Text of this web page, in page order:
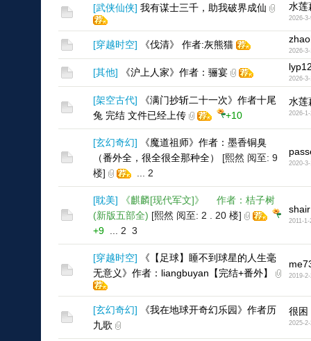
[武侠仙侠] 我有谋士三千，助我破界成仙 水莲
2026-3-
[穿越时空] 《伐清》 作者:灰熊猫
2026-
[其他] 《沪上人家》作者：骊宴
2026-3-
[架空古代]
《满门抄斩二十一次》作者十尾
兔 完结 文件已经上传
+10
水莲
2026-
[玄幻奇幻]
《魔道祖师》作者：墨香铜臭
（番外全，很全很全那种全）
[熙然 阅至: 9
楼]
2
2020-
[耽美]
《麒麟[现代军文]》 作者：桔子树
(新版五部全) [熙然 阅至: 2 . 20 楼]
+9
2 3
shair
2011-1-
[穿越时空]
《【足球】睡不到球星的人生毫
无意义》作者：liangbuyan【完结+番外】
2019-2-
[玄幻奇幻]
《我在地球开奇幻乐园》作者历
九歌
很困
2025-